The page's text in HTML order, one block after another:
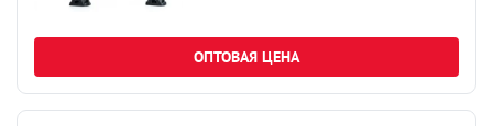
ОПТОВАЯ ЦЕНА